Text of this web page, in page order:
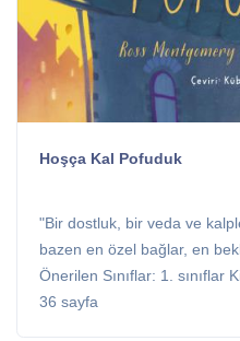
Hoşça Kal Pofuduk
"Bir dostluk, bir veda ve
bazen en özel bağlar, en
Önerilen Sınıflar: 1. sınıflar
36 sayfa